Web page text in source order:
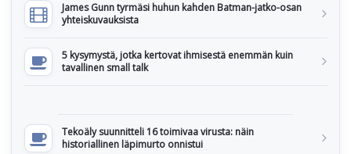
James Gunn tyrmäsi huhun kahden Batman-jatko-osan
yhteiskuvauksista
5 kysymystä, jotka kertovat ihmisestä enemmän kuin
tavallinen small talk
Tekoäly suunnitteli 16 toimivaa virusta: näin
historiallinen läpimurto onnistui